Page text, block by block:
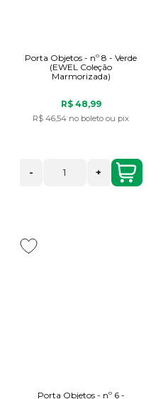
Porta Objetos - nº 8 - Verde
(EWEL Coleção
Marmorizada)
R$ 48,99
R$ 46,54 no boleto ou pix
- +
Porta Objetos - nº 6 -